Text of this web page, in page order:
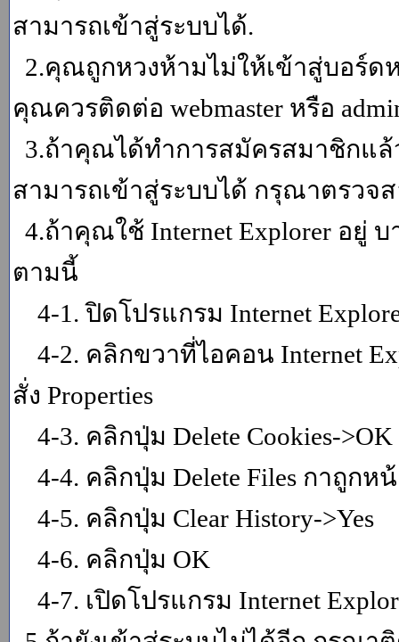
สามารถเข้าสู่ระบบได้.
2.คุณถูกหวงห้ามไม่ให้เข้าสู่บอร์ด
คุณควรติดต่อ webmaster หรือ
3.ถ้าคุณได้ทำการสมัครสมาชิกแ
สามารถเข้าสู่ระบบได้ กรุณาตรวจส
4.ถ้าคุณใช้ Internet Explorer อยู่
ตามนี้
4-1. ปิดโปรแกรม Internet
4-2. คลิกขวาที่ไอคอน Internet
สั่ง Properties
4-3. คลิกปุ่ม Delete Cookies->OK
4-4. คลิกปุ่ม Delete Files กาถูกหน้
4-5. คลิกปุ่ม Clear History->Yes
4-6. คลิกปุ่ม OK
4-7. เปิดโปรแกรม Internet